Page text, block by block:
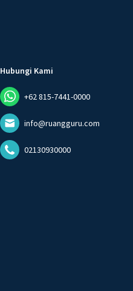
Hubungi Kami
+62 815-7441-0000
info@ruangguru.com
02130930000